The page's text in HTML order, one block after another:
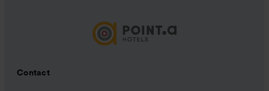
Contact